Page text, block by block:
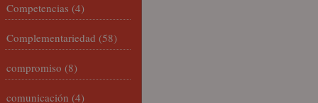
Competencias (4)
Complementariedad (58)
compromiso (8)
comunicación (4)